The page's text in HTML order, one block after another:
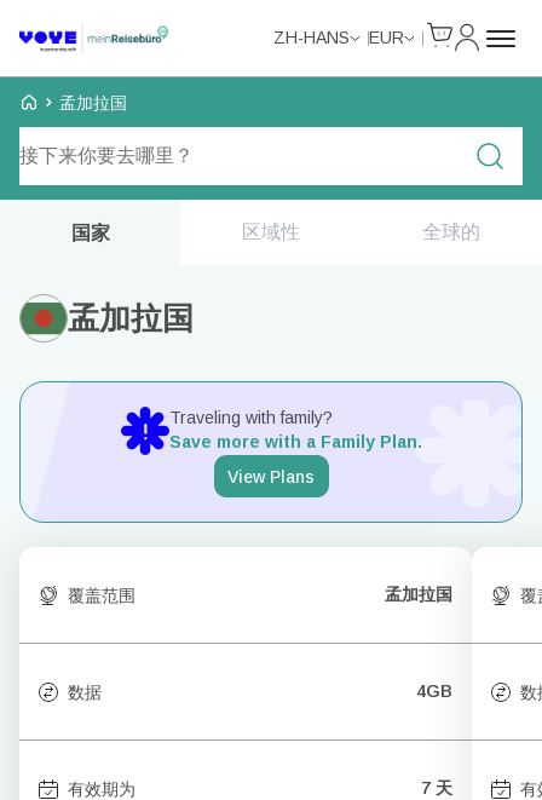
ZH-HANS EUR
Voye Homepage
孟加拉国
国家 区域性 全球的
孟加拉国
Traveling with family?
Save more with a Family Plan.
View Plans
覆盖范围 孟加拉国
数据 4GB
有效期为 7 天
覆
数
有